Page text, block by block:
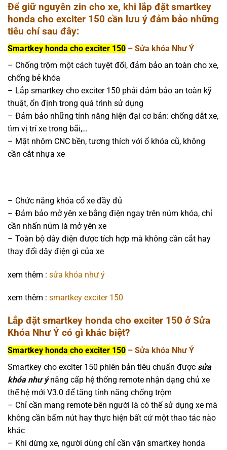
Để giữ nguyên zin cho xe, khi lắp đặt smartkey
honda cho exciter 150 cần lưu ý đảm bảo những
tiêu chí sau đây:
Smartkey honda cho exciter 150 – Sửa khóa Như Ý
– Chống trộm một cách tuyệt đối, đảm bảo an toàn cho xe,
chống bẻ khóa
– Lắp smartkey cho exciter 150 phải đảm bảo an toàn kỹ
thuật, ổn định trong quá trình sử dụng
– Đảm bảo những tính năng hiện đại cơ bản: chống dắt xe,
tìm vị trí xe trong bãi,…
– Mặt nhôm CNC bền, tương thích với ổ khóa cũ, không
cần cắt nhựa xe
– Chức năng khóa cổ xe đầy đủ
– Đảm bảo mở yên xe bằng điện ngay trên núm khóa, chỉ
cần nhấn núm là mở yên xe
– Toàn bộ dây điện được tích hợp mà không cần cắt hay
thay đổi dây điện gì của xe
xem thêm : sửa khóa như ý
xem thêm : smartkey exciter 150
Lắp đặt smartkey honda cho exciter 150 ở Sửa
Khóa Như Ý có gì khác biệt?
Smartkey honda cho exciter 150 – Sửa khóa Như Ý
Smartkey cho exciter 150 phiên bản tiêu chuẩn được sửa
khóa như ýnâng cấp hệ thống remote nhận dạng chủ xe
thế hệ mới V3.0 để tăng tính năng chống trộm
– Chỉ cần mang remote bên người là có thể sử dụng xe mà
không cần bấm nút hay thực hiện bất cứ một thao tác nào
khác
– Khi dừng xe, người dùng chỉ cần vặn smartkey honda